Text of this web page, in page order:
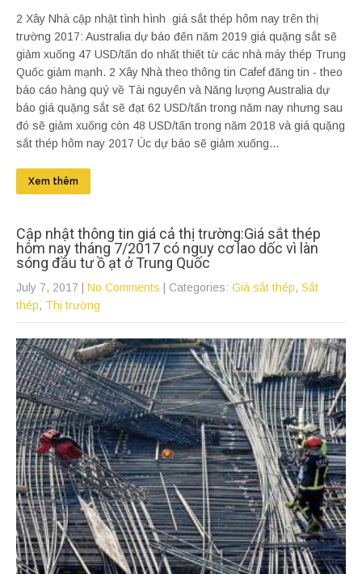
2 Xây Nhà cập nhật tình hình giá sắt thép hôm nay trên thị
trường 2017: Australia dự báo đến năm 2019 giá quặng sắt sẽ
giảm xuống 47 USD/tấn do nhất thiết từ các nhà máy thép Trung
Quốc giảm mạnh. 2 Xây Nhà theo thông tin Cafef đăng tin - theo
báo cáo hàng quý về Tài nguyên và Năng lượng Australia dự
báo giá quặng sắt sẽ đạt 62 USD/tấn trong năm nay nhưng sau
đó sẽ giảm xuống còn 48 USD/tấn trong năm 2018 và giá quặng
sắt thép hôm nay 2017 Úc dự báo sẽ giảm xuống...
Xem thêm
Cập nhật thông tin giá cả thị trường:Giá sắt thép
hôm nay tháng 7/2017 có nguy cơ lao dốc vì làn
sóng đầu tư ồ ạt ở Trung Quốc
July 7, 2017 No Comments | Categories: Giá sắt thép, Sắt
thép, Thị trường